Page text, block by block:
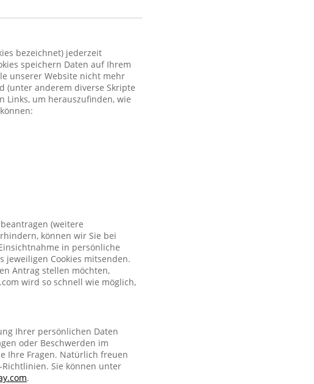
bezeichnet) jederzeit
speichern Daten auf Ihrem
unserer Website nicht mehr
(unter anderem diverse Skripte
Links, um herauszufinden, wie
(weitere
können wir Sie bei
in persönliche
jeweiligen Cookies mitsenden.
Antrag stellen möchten,
wird so schnell wie möglich,
Ihrer persönlichen Daten
oder Beschwerden im
Ihre Fragen. Natürlich freuen
Sie können unter
.